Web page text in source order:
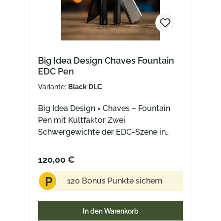
Big Idea Design Chaves Fountain
EDC Pen
Variante: Black DLC
Big Idea Design × Chaves – Fountain
Pen mit Kultfaktor Zwei
Schwergewichte der EDC-Szene in
und Ramon Chaves haben einen Füller
Titan mit Stonewashed Finish oder
Black DLC, der legendäre Chaves Skull
Clip – und als i-Tüpfelchen die Bock-
Feder, passend zum jeweiligen Finish,
120,00 €
P 120 Bonus Punkte sichern
In den Warenkorb